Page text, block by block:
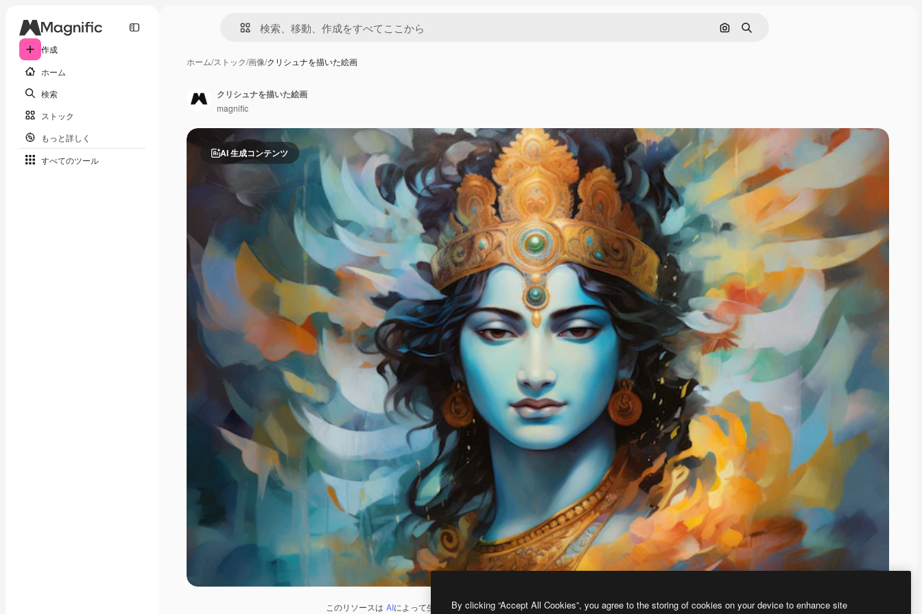
作成
ホーム
検索
ストック
もっと詳しく
すべてのツール
画像で検索
検索
ホーム/ストック/画像/クリシュナを描いた絵画
AI 生成コンテンツ
このリソースは AIによって生成されたものです。 AI画像生成ツールを使うと、あなた独自の画像を作成できます。
クリシュナを描いた絵画
magnific
By clicking “Accept All Cookies”, you agree to the storing of cookies on your device to enhance site